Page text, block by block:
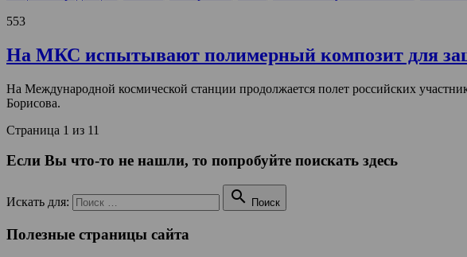
553
На МКС испытывают полимерный композит для
На Международной космической станции продолжается полет российских
Борисова.
Страница 1 из 11
Если Вы что-то не нашли, то попробуйте поискать здесь
Искать для:  Поиск
Полезные страницы сайта